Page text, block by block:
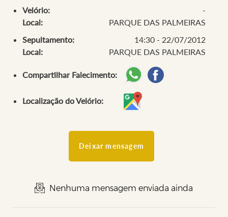
Velório:
-
Local:
PARQUE DAS PALMEIRAS
Sepultamento:
14:30 - 22/07/2012
Local:
PARQUE DAS PALMEIRAS
Compartilhar Falecimento:
Localização do Velório:
Deixar mensagem
Nenhuma mensagem enviada ainda